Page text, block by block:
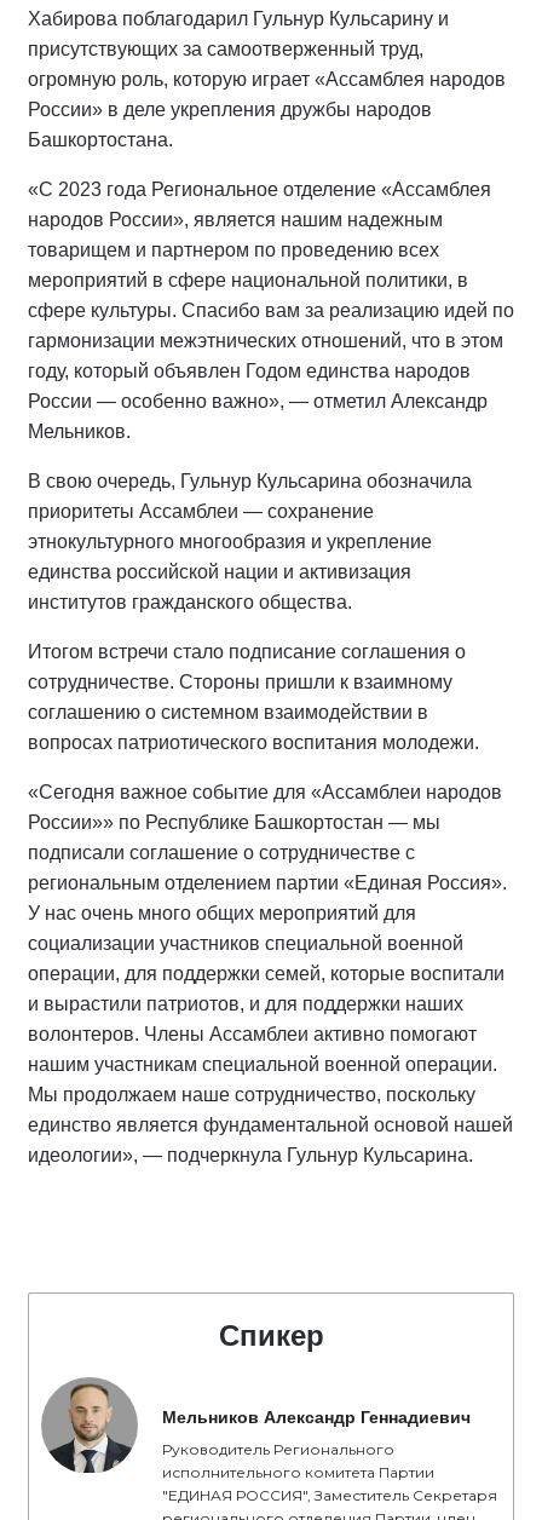
Хабирова поблагодарил Гульнур Кульсарину и
присутствующих за самоотверженный труд,
огромную роль, которую играет «Ассамблея народов
России» в деле укрепления дружбы народов
Башкортостана.
«С 2023 года Региональное отделение «Ассамблея
народов России», является нашим надежным
товарищем и партнером по проведению всех
мероприятий в сфере национальной политики, в
сфере культуры. Спасибо вам за реализацию идей по
гармонизации межэтнических отношений, что в этом
году, который объявлен Годом единства народов
России — особенно важно», — отметил Александр
Мельников.
В свою очередь, Гульнур Кульсарина обозначила
приоритеты Ассамблеи — сохранение
этнокультурного многообразия и укрепление
единства российской нации и активизация
институтов гражданского общества.
Итогом встречи стало подписание соглашения о
сотрудничестве. Стороны пришли к взаимному
соглашению о системном взаимодействии в
вопросах патриотического воспитания молодежи.
«Сегодня важное событие для «Ассамблеи народов
России»» по Республике Башкортостан — мы
подписали соглашение о сотрудничестве с
региональным отделением партии «Единая Россия».
У нас очень много общих мероприятий для
социализации участников специальной военной
операции, для поддержки семей, которые воспитали
и вырастили патриотов, и для поддержки наших
волонтеров. Члены Ассамблеи активно помогают
нашим участникам специальной военной операции.
Мы продолжаем наше сотрудничество, поскольку
единство является фундаментальной основой нашей
идеологии», — подчеркнула Гульнур Кульсарина.
Спикер
Мельников Александр Геннадиевич
Руководитель Регионального
исполнительного комитета Партии
"ЕДИНАЯ РОССИЯ", Заместитель Секретаря